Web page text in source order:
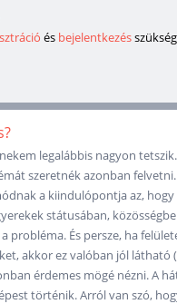
és bejelentkezés
legalábbis nagyon
szeretnék azonban felvetni.
a kiindulópontja az, hogy
státusában,
probléma. És persze, ha
akkor ez valóban jól látható
érdemes mögé nézni. A
történik. Arról van szó,